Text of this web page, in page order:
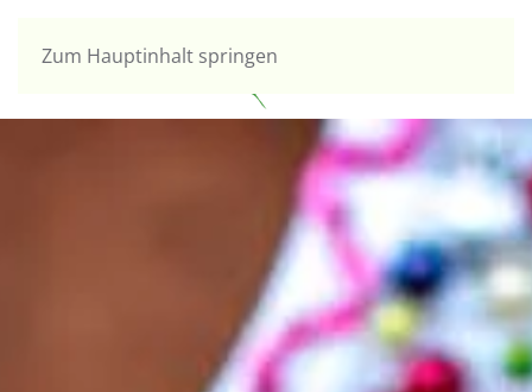
Zum Hauptinhalt springen